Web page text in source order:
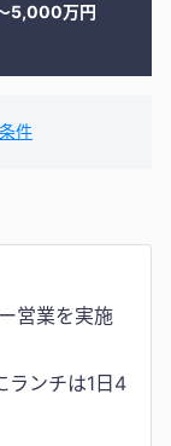
5,000万円
件
営業を実施
ランチは1日4